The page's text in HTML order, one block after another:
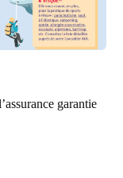
garantie